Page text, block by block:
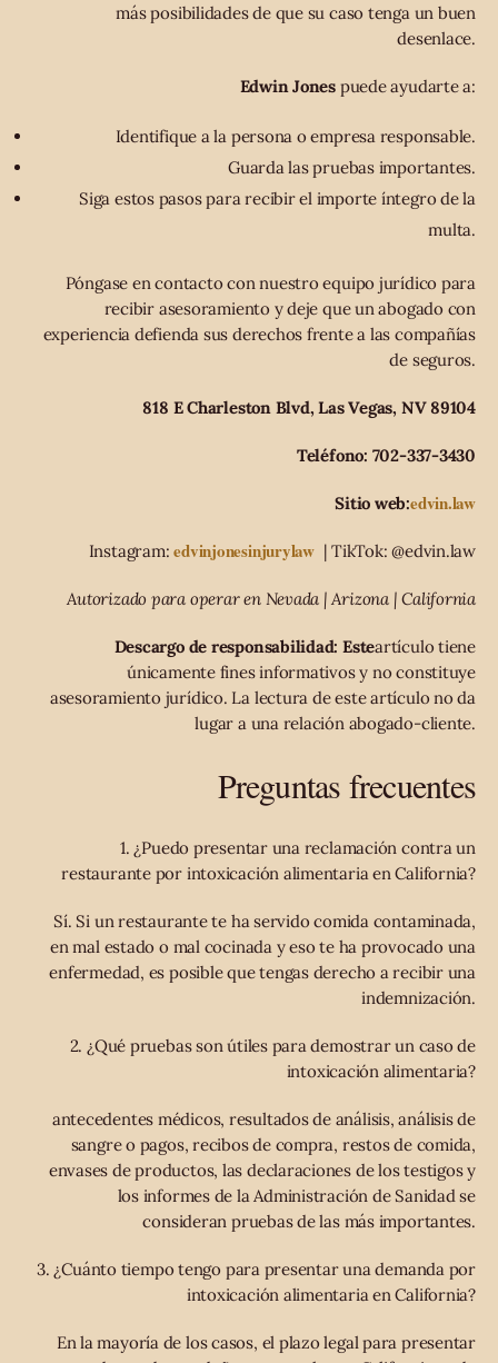
más posibilidades de que su caso tenga un buen
desenlace.
Edwin Jones puede ayudarte a:
Identifique a la persona o empresa responsable.
Guarda las pruebas importantes.
Siga estos pasos para recibir el importe íntegro de la
multa.
Póngase en contacto con nuestro equipo jurídico para
recibir asesoramiento y deje que un abogado con
experiencia defienda sus derechos frente a las compañías
de seguros.
818 E Charleston Blvd, Las Vegas, NV 89104
Teléfono: 702-337-3430
Sitio web:edvin.law
Instagram:edvinjonesinjurylaw | TikTok: @edvin.law
Autorizado para operar en Nevada | Arizona | California
Descargo de responsabilidad: Esteartículo tiene
únicamente fines informativos y no constituye
asesoramiento jurídico. La lectura de este artículo no da
lugar a una relación abogado-cliente.
Preguntas frecuentes
1. ¿Puedo presentar una reclamación contra un
restaurante por intoxicación alimentaria en California?
Sí. Si un restaurante te ha servido comida contaminada,
en mal estado o mal cocinada y eso te ha provocado una
enfermedad, es posible que tengas derecho a recibir una
indemnización.
2. ¿Qué pruebas son útiles para demostrar un caso de
intoxicación alimentaria?
antecedentes médicos, resultados de análisis, análisis de
sangre o pagos, recibos de compra, restos de comida,
envases de productos, las declaraciones de los testigos y
los informes de la Administración de Sanidad se
consideran pruebas de las más importantes.
3. ¿Cuánto tiempo tengo para presentar una demanda por
intoxicación alimentaria en California?
En la mayoría de los casos, el plazo legal para presentar